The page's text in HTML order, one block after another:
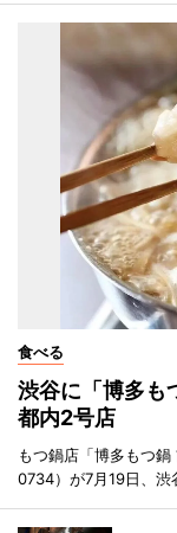
食べる
渋谷に「博多
都内2号店
もつ鍋店「博多もつ
0734）が7月19日、渋